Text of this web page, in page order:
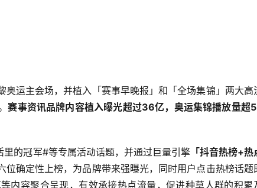
运主会场，并植入「赛事早晚报」和「全场集锦」两大高
赛事资讯品牌内容植入曝光超过36亿，奥运集锦播放量超
的冠军#等专属活动话题，并通过巨量引擎「抖音热榜+热
确定性上榜，为品牌带来强曝光，同时用户点击热榜话题
内容聚合呈现，有效承接热点流量，促进种草人群的积累